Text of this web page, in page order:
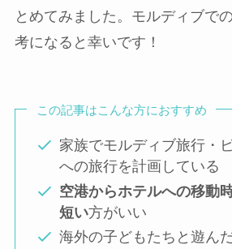
とめてみました。モルディブで
考になると幸いです！
この記事はこんな方におすすめ
家族でモルディブ旅行・
への旅行を計画している
空港からホテルへの移動
短い方がいい
海外の子どもたちと遊ん